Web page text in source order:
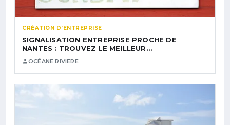
CRÉATION D’ENTREPRISE
SIGNALISATION ENTREPRISE PROCHE DE
NANTES : TROUVEZ LE MEILLEUR…
OCÉANE RIVIERE